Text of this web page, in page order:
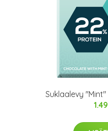
Suklaalevy